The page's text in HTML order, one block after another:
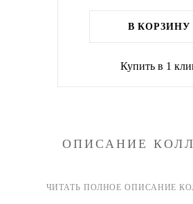
В КОРЗИНУ
Купить в 1
ОПИСАНИЕ